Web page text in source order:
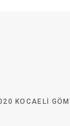
KOCAELI